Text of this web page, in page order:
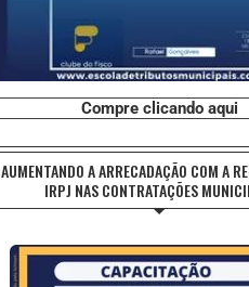
Compre clicando aqui
AUMENTANDO A ARRECADAÇÃO COM A
IRPJ NAS CONTRATAÇÕES